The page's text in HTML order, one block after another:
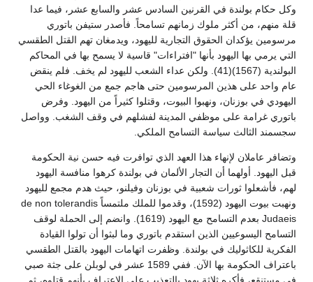
وكل حكام بولندة في القرنين السادس عشر والسابع عشر، فيما عدا
قلة منهم، من أكثر ملوك زمانهم تسامحاً. فأصدر ستيفن باتوري
مرسومين يؤكدان الحقوق التجارية لليهود، ويدمغان تهم القتل الطقسي
التي يرمي بها اليهود بأنها "افتراءات" قاسية لا يسمح بها في المحاكم
البولندية (1567)(41). ولكن عداء الشعب لليهود لم يخف. فلم ينقض
عام واحد على هذين المرسومين حتى هاجم جمع من الغوغاء الحي
اليهودي في بوزنان، ونهبوا البيوت، وقتلوا كثيراً من اليهود. وفرض
باتوري غرامة على موظفي المدينة لفشلهم في وقف الشغب. وواصل
سجسمند الثالث سياسة التسامح الملكي.
وتضافر عاملان لإنهاء هذا العهد الذي توافرت فيه حسن نية الحكومة
قبل اليهود. أولهما أن التجار الألمان في بولندة كرهوا منافسة اليهود
لهم، فأشعلوا ثورات شعبية في بوزنان وفيلنو، حيث هدم مجمع لليهود
ونهبت بيوت اليهود (1592)، وقدموا للملك ملتمساً de non tolerandis
Judaeis بعدم التسامح مع اليهود (1619). وانضم إلى الحملة لوقف
التسامح اليسوعيين الذين استقدم باتوري وما لبثوا أن تولوا القيادة
الفكرية للكاثوليك في بولندة. وظفرت اتهامات اليهود بالقتل الطقسي
باعتراف الحكومة بها الآن. ففي 1589 عشر في لوبلن على جثة صبي